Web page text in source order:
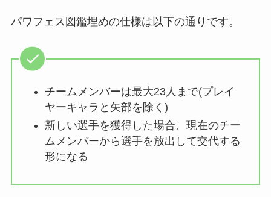
パワフェス図鑑埋めの仕様は以下の通りです。
チームメンバーは最大23人まで(プレイ
ヤーキャラと矢部を除く)
新しい選手を獲得した場合、現在のチー
ムメンバーから選手を放出して交代する
形になる